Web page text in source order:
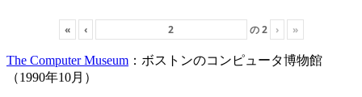
« ‹ の2 › »
The Computer Museum ：ボストンのコンピュータ博物館
（1990年10月）